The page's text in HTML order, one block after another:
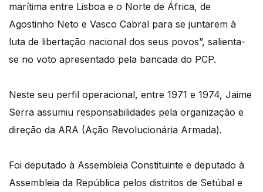
marítima entre Lisboa e o Norte de África, de
Agostinho Neto e Vasco Cabral para se juntarem à
luta de libertação nacional dos seus povos”, salienta-
se no voto apresentado pela bancada do PCP.
Neste seu perfil operacional, entre 1971 e 1974, Jaime
Serra assumiu responsabilidades pela organização e
direção da ARA (Ação Revolucionária Armada).
Foi deputado à Assembleia Constituinte e deputado à
Assembleia da República pelos distritos de Setúbal e